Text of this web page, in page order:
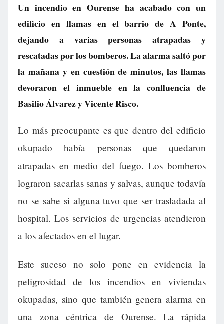
Un incendio en Ourense ha acabado con un
edificio en llamas en el barrio de A Ponte,
dejando a varias personas atrapadas y
rescatadas por los bomberos. La alarma saltó por
la mañana y en cuestión de minutos, las llamas
devoraron el inmueble en la confluencia de
Basilio Álvarez y Vicente Risco.
Lo más preocupante es que dentro del edificio
okupado había personas que quedaron
atrapadas en medio del fuego. Los bomberos
lograron sacarlas sanas y salvas, aunque todavía
no se sabe si alguna tuvo que ser trasladada al
hospital. Los servicios de urgencias atendieron
a los afectados en el lugar.
Este suceso no solo pone en evidencia la
peligrosidad de los incendios en viviendas
okupadas, sino que también genera alarma en
una zona céntrica de Ourense. La rápida